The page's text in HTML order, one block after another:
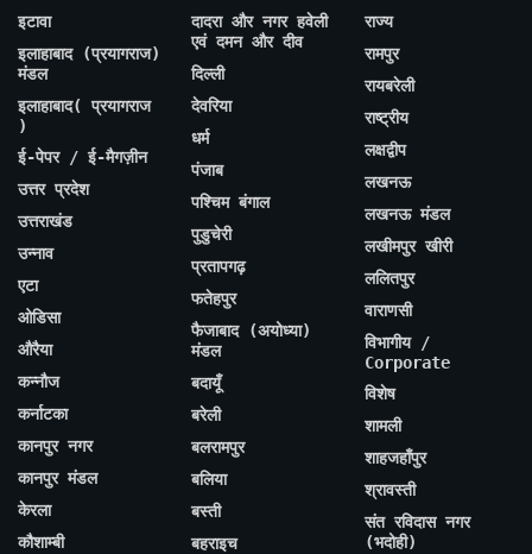
इटावा
इलाहाबाद (प्रयागराज)
मंडल
इलाहाबाद( प्रयागराज
)
ई-पेपर / ई-मैगज़ीन
उत्तर प्रदेश
उत्तराखंड
उन्नाव
एटा
ओडिसा
औरैया
कन्नौज
कर्नाटका
कानपुर नगर
कानपुर मंडल
केरला
कौशाम्बी
दादरा और नगर हवेली
एवं दमन और दीव
दिल्ली
देवरिया
धर्म
पंजाब
पश्चिम बंगाल
पुडुचेरी
प्रतापगढ़
फतेहपुर
फैजाबाद (अयोध्या)
मंडल
बदायूँ
बरेली
बलरामपुर
बलिया
बस्ती
बहराइच
राज्य
रामपुर
रायबरेली
राष्ट्रीय
लक्षद्वीप
लखनऊ
लखनऊ मंडल
लखीमपुर खीरी
ललितपुर
वाराणसी
विभागीय /
Corporate
विशेष
शामली
शाहजहाँपुर
श्रावस्ती
संत रविदास नगर
(भदोही)